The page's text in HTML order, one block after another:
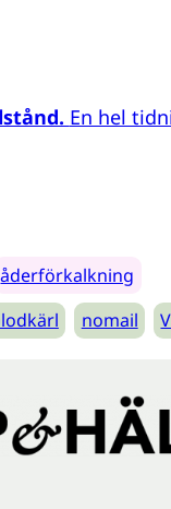
En hel
åderförkalkning
nomail